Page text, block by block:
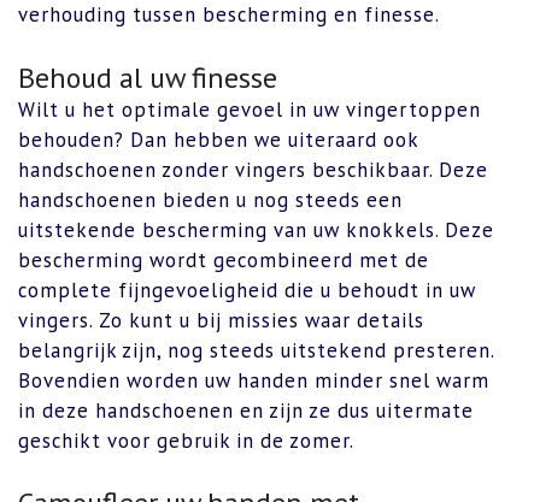
verhouding tussen bescherming en finesse.
Behoud al uw finesse
Wilt u het optimale gevoel in uw vingertoppen
behouden? Dan hebben we uiteraard ook
handschoenen zonder vingers beschikbaar. Deze
handschoenen bieden u nog steeds een
uitstekende bescherming van uw knokkels. Deze
bescherming wordt gecombineerd met de
complete fijngevoeligheid die u behoudt in uw
vingers. Zo kunt u bij missies waar details
belangrijk zijn, nog steeds uitstekend presteren.
Bovendien worden uw handen minder snel warm
in deze handschoenen en zijn ze dus uitermate
geschikt voor gebruik in de zomer.